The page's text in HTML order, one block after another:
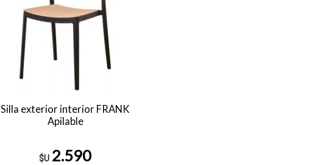
Silla exterior interior FRANK
Apilable
$U 2.590